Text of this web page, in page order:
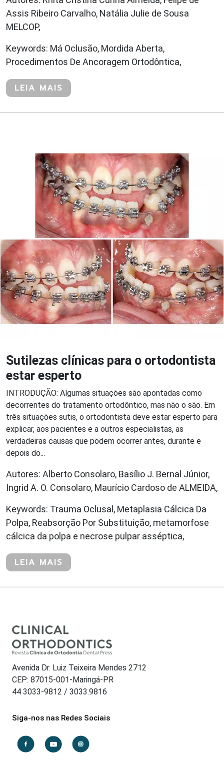
Assis Ribeiro Carvalho, Natália Julie de Sousa
MELCOP,
Keywords: Má Oclusão, Mordida Aberta,
Procedimentos De Ancoragem Ortodôntica,
LEIA MAIS
Sutilezas clínicas para o ortodontista
estar esperto
INTRODUÇÃO: Algumas situações são apontadas como
decorrentes do tratamento ortodôntico, mas não o são. Em
três situações sutis, o ortodontista deve estar esperto para
explicar, aos pacientes e a outros especialistas, as
verdadeiras causas que podem ocorrer antes, durante e
depois do...
Autores: Alberto Consolaro, Basílio J. Bernal Júnior,
Ingrid A. O. Consolaro, Maurício Cardoso de ALMEIDA,
Keywords: Trauma Oclusal, Metaplasia Cálcica Da
Polpa, Reabsorção Por Substituição, metamorfose
cálcica da polpa e necrose pulpar asséptica,
LEIA MAIS
Avenida Dr. Luiz Teixeira Mendes 2712
CEP: 87015-001-Maringá-PR
44 3033-9812 / 3033.9816
Siga-nos nas Redes Sociais